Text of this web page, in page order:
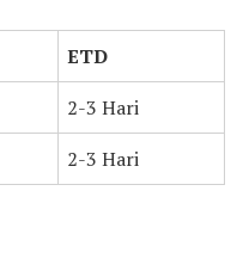
ETD
2-3 Hari
2-3 Hari